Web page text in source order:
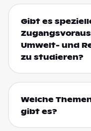
Gibt es
Umwelt- und
zu studieren?
Welche
gibt es?